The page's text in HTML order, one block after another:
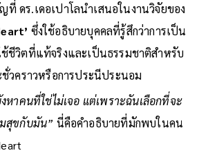
ดร.เดอเปาโลนำเสนอในงานวิจัยของ
ซึ่งใช้อธิบายบุคคลที่รู้สึกว่าการเป็น
ชีวิตที่แท้จริงและเป็นธรรมชาติสำหรับ
วคราวหรือการประนีประนอม
หาคนที่ใช่ไม่เจอ แต่เพราะฉันเลือกที่จะ
สุขกับมัน” นี่คือคำอธิบายที่มักพบในคน